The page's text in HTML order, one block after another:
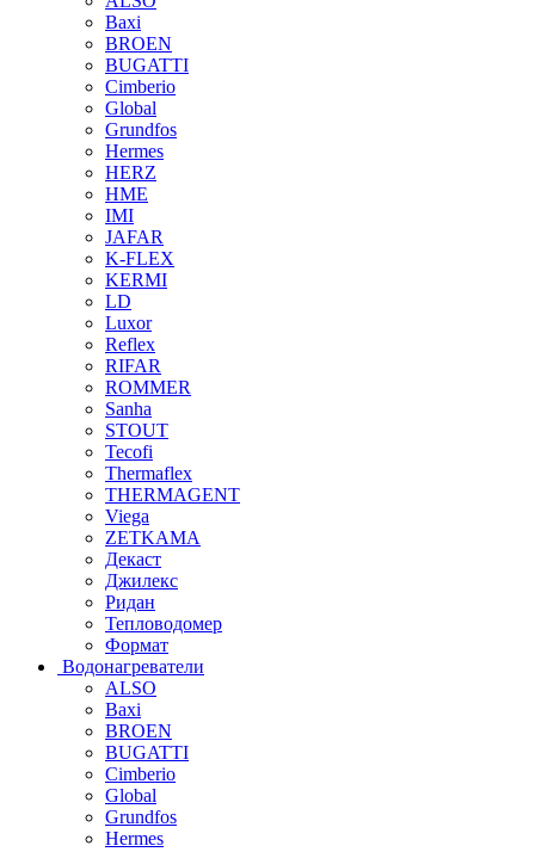
Baxi
BROEN
BUGATTI
Cimberio
Global
Grundfos
Hermes
HERZ
HME
IMI
JAFAR
K-FLEX
KERMI
LD
Luxor
Reflex
RIFAR
ROMMER
Sanha
STOUT
Tecofi
Thermaflex
THERMAGENT
Viega
ZETKAMA
Декаст
Джилекс
Ридан
Тепловодомер
Формат
Водонагреватели
ALSO
Baxi
BROEN
BUGATTI
Cimberio
Global
Grundfos
Hermes